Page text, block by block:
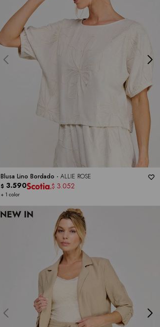
Blusa Lino Bordado - ALLIE ROSE
+ 1 color
$ 3.590 $ 3.052